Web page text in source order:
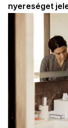
nyereséget